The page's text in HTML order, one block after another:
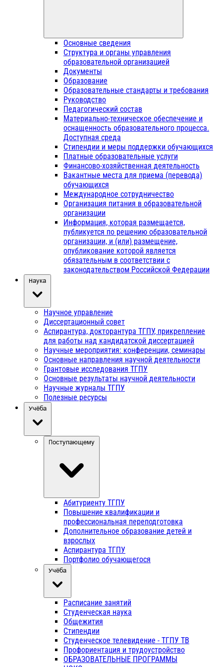
Основные сведения
Структура и органы управления
образовательной организацией
Документы
Образование
Образовательные стандарты и требования
Руководство
Педагогический состав
Материально-техническое обеспечение и
оснащенность образовательного процесса.
Доступная среда
Стипендии и меры поддержки обучающихся
Платные образовательные услуги
Финансово-хозяйственная деятельность
Вакантные места для приема (перевода)
обучающихся
Международное сотрудничество
Организация питания в образовательной
организации
Информация, которая размещается,
публикуется по решению образовательной
организации, и (или) размещение,
опубликование которой является
обязательным в соответствии с
законодательством Российской Федерации
Наука
Научное управление
Диссертационный совет
Аспирантура, докторантура ТГПУ, прикрепление
для работы над кандидатской диссертацией
Научные мероприятия: конференции, семинары
Основные направления научной деятельности
Грантовые исследования ТГПУ
Основные результаты научной деятельности
Научные журналы ТГПУ
Полезные ресурсы
Учёба
Поступающему
Абитуриенту ТГПУ
Повышение квалификации и
профессиональная переподготовка
Дополнительное образование детей и
взрослых
Аспирантура ТГПУ
Портфолио обучающегося
Учёба
Расписание занятий
Студенческая наука
Общежития
Стипендии
Студенческое телевидение - ТГПУ ТВ
Профориентация и трудоустройство
ОБРАЗОВАТЕЛЬНЫЕ ПРОГРАММЫ